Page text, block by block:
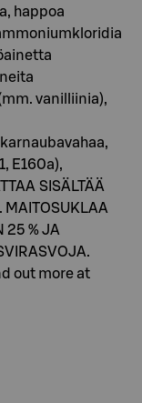
happoa
vanilliinia),
E160a),
SISÄLTÄÄ
MAITOSUKLAA
25 % JA
out more at